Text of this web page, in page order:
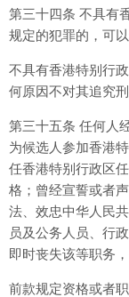
第三十四条 不具有
规定的犯罪的，可
不具有香港特别行
何原因不对其追究
第三十五条 任何人
为候选人参加香港
任香港特别行政区
格；曾经宣誓或者
法、效忠中华人民
员及公务人员、行
即时丧失该等职务
前款规定资格或者